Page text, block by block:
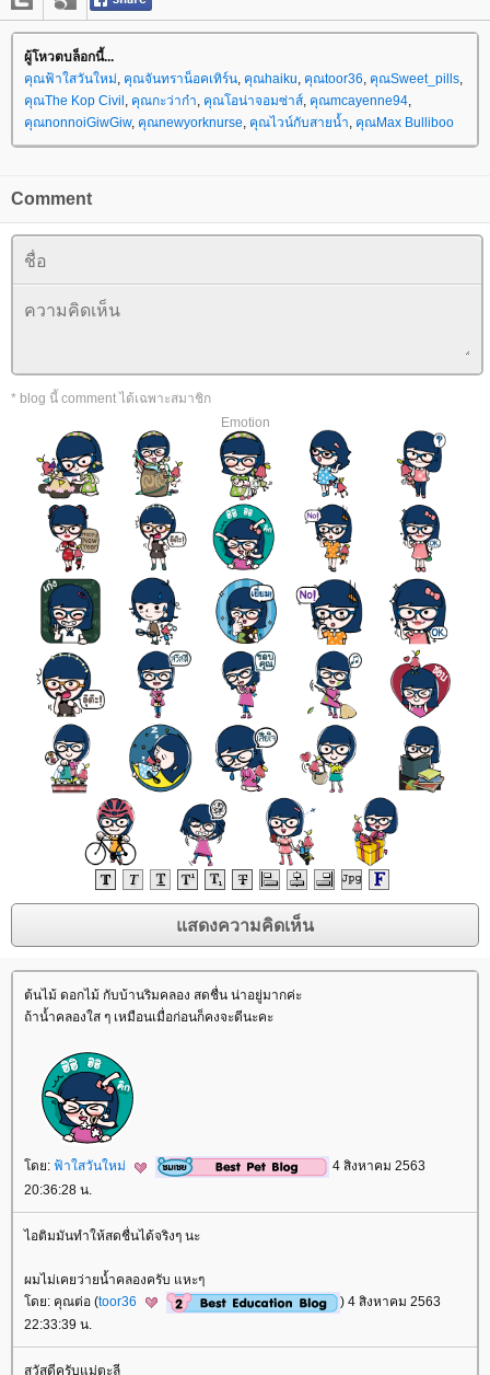
ผู้โหวตบล็อกนี้...
คุณฟ้าใสวันใหม่, คุณจันทราน็อคเทิร์น, คุณhaiku, คุณtoor36, คุณSweet_pills,
คุณThe Kop Civil , คุณกะว่าก๋า, คุณโอน่าจอมซ่าส์, คุณmcayenne94,
คุณnonnoiGiwGiw, คุณnewyorknurse, คุณไวน์กับสายน้ำ, คุณMax Bulliboo
Comment
* blog นี้ comment ได้เฉพาะสมาชิก
Emotion
ต้นไม้ ดอกไม้ กับบ้านริมคลอง สดชื่น น่าอยู่มากค่ะ
ถ้าน้ำคลองใส ๆ เหมือนเมื่อก่อนก็คงจะดีนะคะ
ดย: ฟ้าใสวันใหม่
4 สิงหาคม 2563
20:36:28 น.
ไอติมมันทำให้สดชื่นได้จริงๆ นะ
ผมไม่เคยว่ายน้ำคลองครับ แหะๆ
ดย: คุณต่อ (toor36
) 4 สิงหาคม 2563
22:33:39 น.
สวัสดีครับแม่ตะลี